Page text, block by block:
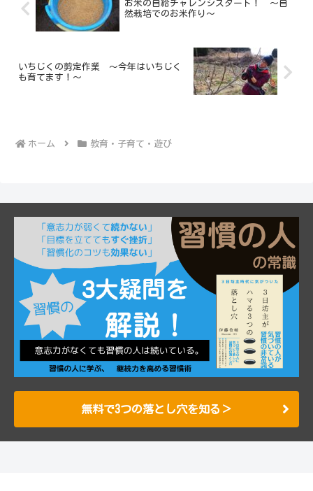
お米の自給チャレンジスタート！ ～自
然栽培でのお米作り～
いちじくの剪定作業 ～今年はいちじく
も育てます！～
ホーム 教育・子育て・遊び
無料で3つの落とし穴を知る＞